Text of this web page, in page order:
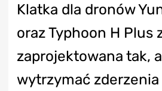
Klatka dla dronów
oraz Typhoon H Plus
zaprojektowana tak,
wytrzymać